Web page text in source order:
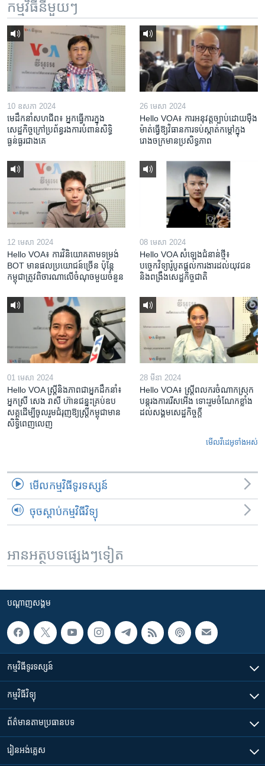
កម្មវិធី​នីមួយៗ
10 ឧសភា 2024
មេដឹកនាំសហជីព៖ អ្នកធ្វើការក្នុង
សេដ្ឋកិច្ចក្រៅប្រព័ន្ធរងការបំពានសិទ្ធិ
ធ្ងន់ធ្ងរជាងគេ
26 មេសា 2024
Hello VOA៖ ការអនុវត្ត​ច្បាប់​ដោយ​ម៉ឺង
ម៉ាត់​ធ្វើ​ឱ្យ​វិធានការ​ទប់ស្កាត់​កម្តៅ​ក្នុង​
រោងចក្រ​មាន​ប្រសិទ្ធភាព​​
12 មេសា 2024
Hello VOA៖ ការ​វិនិយោគ​តាម​ទម្រង់ ​
BOT​ មាន​ផល​ប្រយោជន៍​ច្រើន ប៉ុន្តែ​
កម្ពុជា​ត្រូវ​ពិចារណា​លើ​ចំណុច​មួយ​ចំនួន
08 មេសា 2024
Hello VOA សំឡេង​ជំនាន់​ថ្មី៖
បច្ចេកវិទ្យា​រ៉ូបូត​ផ្តល់​ការងារ​ដល់​យុវជន
និង​ពង្រឹង​​សេដ្ឋកិច្ច​ជាតិ​​​​​​
01 មេសា 2024
Hello VOA ស្ត្រីនិងភាពជាអ្នកដឹកនាំ៖
អ្នកស្រី សេង រាសី ហ៊ានជន្នះគ្រប់ឧប
សគ្គដើម្បីចូលរួមជំរុញឱ្យស្រ្តីកម្ពុជាមាន
សិទ្ធិពេញលេញ
28 មីនា 2024
Hello VOA៖ ស្រ្តីពលករចំណាកស្រុក
បន្តរងការរើសអើង ទោះរួមចំណែកខ្លាំង
ដល់សង្គមសេដ្ឋកិច្ចក្តី
មើល​វីដេអូ​ទាំង​អស់
មើល​កម្មវិធី​ទូរទស្សន៍
ចុចស្តាប់កម្មវិធីវិទ្យុ
អានអត្ថបទផ្សេងៗទៀត
បណ្តាញ​សង្គម
កម្មវិធី​ទូរទស្សន៍
កម្មវិធី​វិទ្យុ
ព័ត៌មាន​តាមប្រធានបទ​
រៀន​​អង់គ្លេស